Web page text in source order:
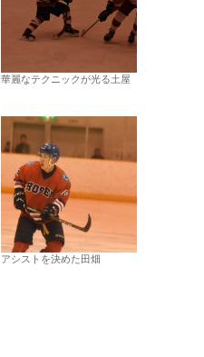
華麗なテクニックが光る土屋
アシストを決めた田畑